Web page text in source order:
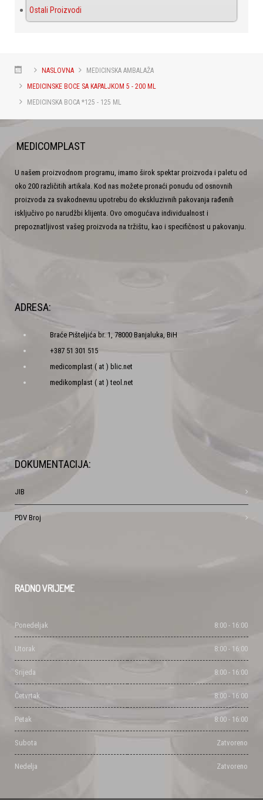
Ostali Proizvodi
NASLOVNA
MEDICINSKA AMBALAŽA
MEDICINSKE BOCE SA KAPALJKOM 5 - 200 ML
MEDICINSKA BOCA *125 - 125 ML
MEDICOMPLAST
U našem proizvodnom programu, imamo širok spektar proizvoda i paletu od
oko 200 različitih artikala. Kod nas možete pronaći ponudu od osnovnih
proizvoda za svakodnevnu upotrebu do ekskluzivnih pakovanja rađenih
isključivo po narudžbi klijenta. Ovo omogućava individualnost i
prepoznatljivost vašeg proizvoda na tržištu, kao i specifičnost u pakovanju.
ADRESA:
Braće Pišteljića br. 1, 78000 Banjaluka, BiH
+387 51 301 515
medicomplast ( at ) blic.net
medikomplast ( at ) teol.net
DOKUMENTACIJA:
JIB
PDV Broj
RADNOVRIJEME
Ponedeljak 8:00 - 16:00
Utorak 8:00 - 16:00
Srijeda 8:00 - 16:00
Četvrtak 8:00 - 16:00
Petak 8:00 - 16:00
Subota Zatvoreno
Nedelja Zatvoreno